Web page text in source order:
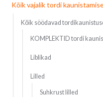
Kõik vajalik tordi
Kõik söödavad
KOMPLEKTID tordi
Liblikad
Lilled
Suhkrust lilled